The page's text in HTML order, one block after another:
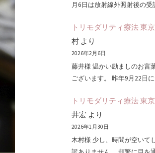
月6日は放射線外照射後の
トリモダリティ療法 東
村より
2026年2月6日
藤井様 温かい励ましのお言
ございます。 昨年9月22日
トリモダリティ療法 東
井宏 より
2026年1月30日
木村様 少し、時間が空いて